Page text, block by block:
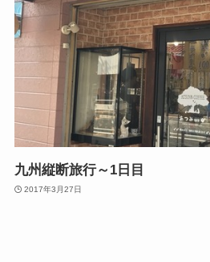
九州縦断旅行～1日目
2017年3月27日